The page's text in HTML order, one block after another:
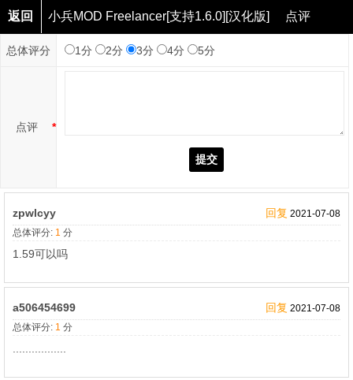
返回 小兵MOD Freelancer[支持1.6.0][汉化版] 点评
总体评分 1分 2分 3分 4分 5分
*
点评
提交
zpwlcyy 回复 2021-07-08
总体评分: 1 分
1.59可以吗
a506454699 回复 2021-07-08
总体评分: 1 分